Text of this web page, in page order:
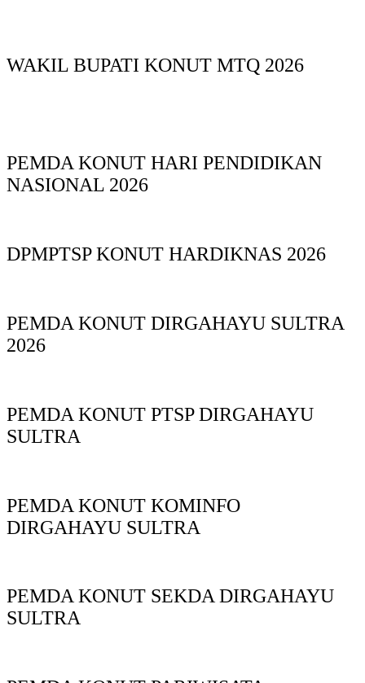
WAKIL BUPATI KONUT MTQ 2026
PEMDA KONUT HARI PENDIDIKAN
NASIONAL 2026
DPMPTSP KONUT HARDIKNAS 2026
PEMDA KONUT DIRGAHAYU SULTRA
2026
PEMDA KONUT PTSP DIRGAHAYU
SULTRA
PEMDA KONUT KOMINFO
DIRGAHAYU SULTRA
PEMDA KONUT SEKDA DIRGAHAYU
SULTRA